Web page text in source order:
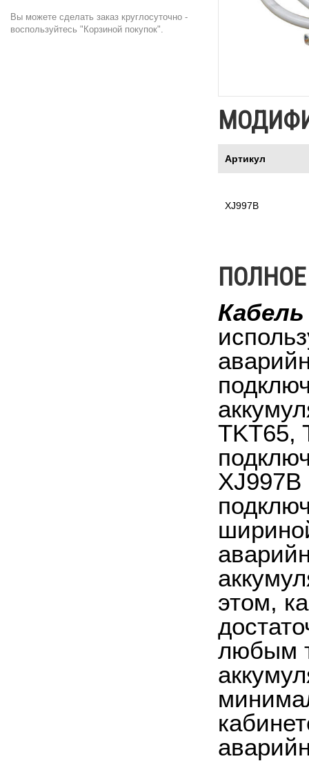
Вы можете сделать заказ круглосуточно -
воспользуйтесь "Корзиной покупок".
Артикул
XJ997B
TKT65,
XJ997B
этом,
любым